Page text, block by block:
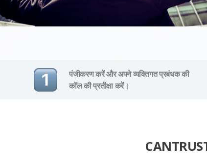
पंजीकरण करें और अपने व्यक्तिगत प्रबंधक की
कॉल की प्रतीक्षा करें।